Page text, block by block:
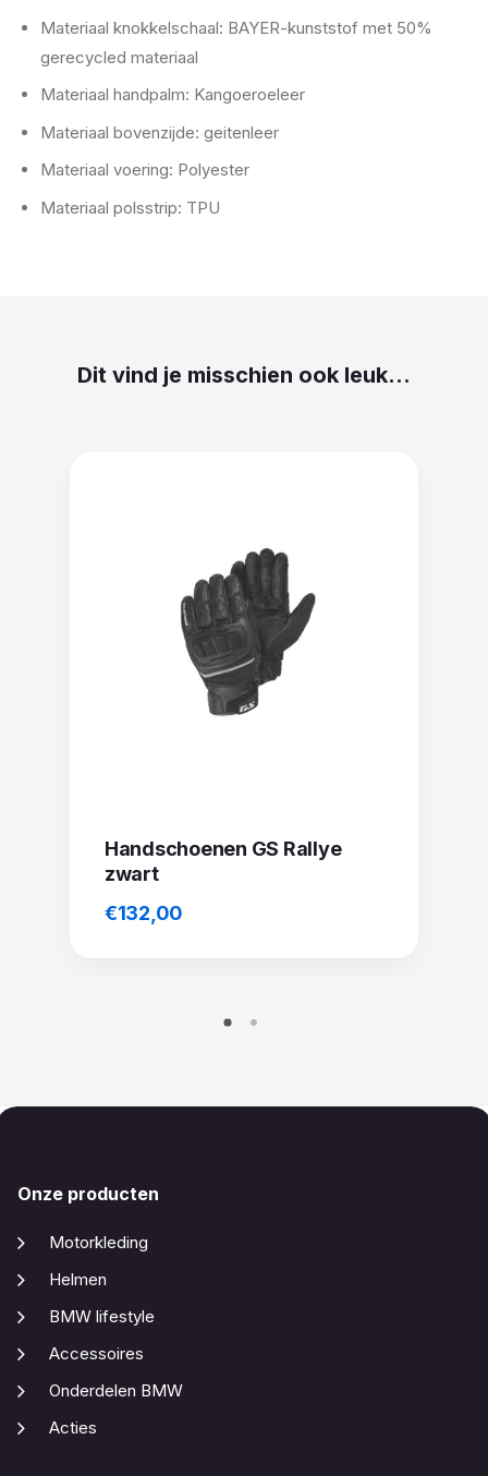
Materiaal knokkelschaal: BAYER-kunststof met 50%
gerecycled materiaal
Materiaal handpalm: Kangoeroeleer
Materiaal bovenzijde: geitenleer
Materiaal voering: Polyester
Materiaal polsstrip: TPU
Dit vind je misschien ook leuk...
Handschoenen GS Rallye
zwart
€132,00
Onze producten
Motorkleding
Helmen
BMW lifestyle
Accessoires
Onderdelen BMW
Acties